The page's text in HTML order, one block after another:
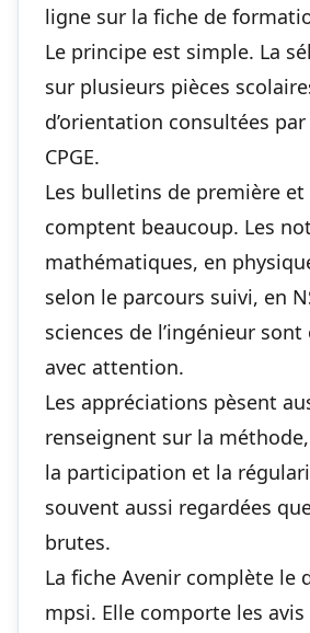
ligne sur la fiche de
Le principe est simple. La
sur plusieurs pièces
d’orientation consultées
CPGE.
Les bulletins de première
comptent beaucoup. Les
mathématiques, en
selon le parcours suivi, en
sciences de l’ingénieur sont
avec attention.
Les appréciations pèsent
renseignent sur la
la participation et la
souvent aussi regardées
brutes.
La fiche Avenir complète le
mpsi. Elle comporte les avis